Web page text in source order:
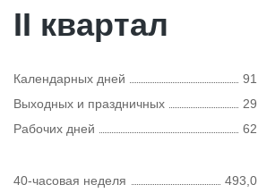
II квартал
Календарных дней
91
Выходных и праздничных
29
Рабочих дней
62
40-часовая неделя
493,0